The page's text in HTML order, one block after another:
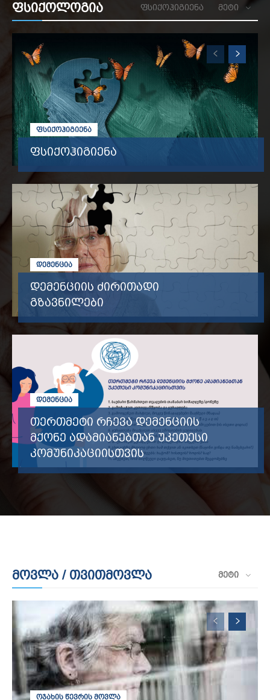
ფსიქოლოგია ᲤᲡᲘᲥᲝᲰᲘᲒᲘᲔᲜᲐ ᲛᲔᲢᲘ
ᲤᲡᲘᲥᲝᲰᲘᲒᲘᲔᲜᲐ
ფსიქოჰიგიენა
ᲓᲔᲛᲔᲜᲪᲘᲐ
დემენციის ძირითადი
გზავნილები
ᲓᲔᲛᲔᲜᲪᲘᲐ
თერთმეტი რჩევა დემენციის
მქონე ადამიანებთან უკეთესი
კომუნიკაციისთვის
მოვლა / თვითმოვლა ᲛᲔᲢᲘ
ᲝᲯᲐᲮᲘᲡ ᲬᲔᲕᲠᲘᲡ ᲛᲝᲕᲚᲐ